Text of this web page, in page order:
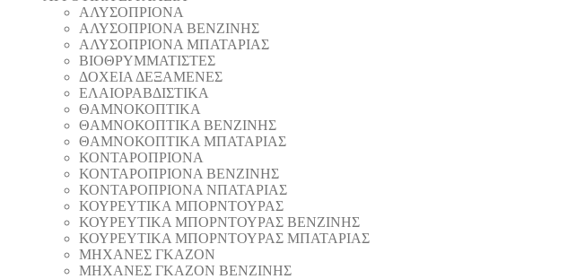
AΛΥΣΟΠΡΙΟΝΑ
AΛΥΣΟΠΡΙΟΝΑ ΒΕΝΖΙΝΗΣ
AΛΥΣΟΠΡΙΟΝΑ ΜΠΑΤΑΡΙΑΣ
ΒΙΟΘΡΥΜΜΑΤΙΣΤΕΣ
ΔΟΧΕΙΑ ΔΕΞΑΜΕΝΕΣ
ΕΛΑΙΟΡΑΒΔΙΣΤΙΚΑ
ΘAΜΝΟΚΟΠΤΙΚΑ
ΘAΜΝΟΚΟΠΤΙΚΑ ΒΕΝΖΙΝΗΣ
ΘAΜΝΟΚΟΠΤΙΚΑ ΜΠΑΤΑΡΙΑΣ
ΚΟΝΤΑΡΟΠΡΙΟΝΑ
ΚΟΝΤΑΡΟΠΡΙΟΝΑ ΒΕΝΖΙΝΗΣ
ΚΟΝΤΑΡΟΠΡΙΟΝΑ ΝΠΑΤΑΡΙΑΣ
ΚΟΥΡΕΥΤΙΚΑ ΜΠΟΡΝΤΟΥΡΑΣ
ΚΟΥΡΕΥΤΙΚΑ ΜΠΟΡΝΤΟΥΡΑΣ ΒΕΝΖΙΝΗΣ
ΚΟΥΡΕΥΤΙΚΑ ΜΠΟΡΝΤΟΥΡΑΣ ΜΠΑΤΑΡΙΑΣ
ΜΗΧΑΝΕΣ ΓΚΑΖΟΝ
ΜΗΧΑΝΕΣ ΓΚΑΖΟΝ ΒΕΝΖΙΝΗΣ